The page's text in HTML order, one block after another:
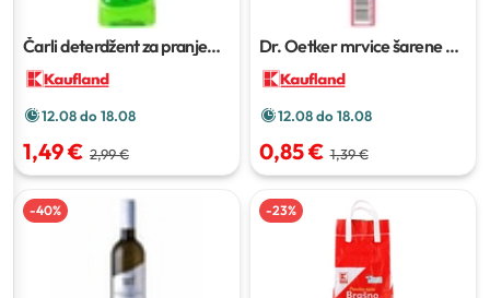
Čarli deterdžent za pranje
12.08 do 18.08
1,49 € 2,99 €
Dr. Oetker mrvice šarene80
12.08 do 18.08
0,85 € 1,39 €
-40% -23%